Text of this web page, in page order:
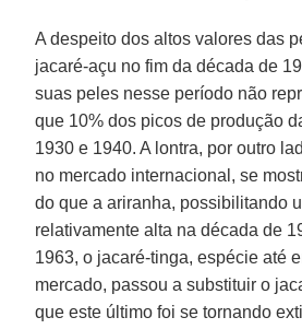
A despeito dos altos valores das
jacaré-açu no fim da década de
suas peles nesse período não
que 10% dos picos de produção
1930 e 1940. A lontra, por outro
no mercado internacional, se
do que a ariranha, possibilitando
relativamente alta na década de
1963, o jacaré-tinga, espécie até
mercado, passou a substituir o
que este último foi se tornando